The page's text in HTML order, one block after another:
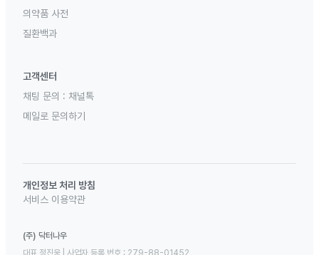
의약품 사전
질환백과
고객센터
채팅 문의 : 채널톡
메일로 문의하기
개인정보 처리 방침
서비스 이용약관
(주) 닥터나우
대표 정진웅 | 사업자 등록 번호 : 279-88-01452